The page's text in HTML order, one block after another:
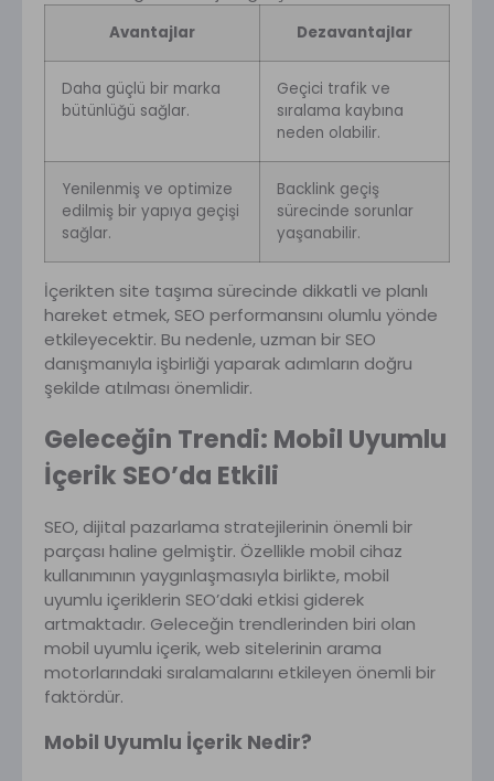
Avantajlar Dezavantajlar
Daha güçlü bir marka
bütünlüğü sağlar.
Geçici trafik ve
sıralama kaybına
neden olabilir.
Yenilenmiş ve optimize
edilmiş bir yapıya geçişi
sağlar.
Backlink geçiş
sürecinde sorunlar
yaşanabilir.
İçerikten site taşıma sürecinde dikkatli ve planlı
hareket etmek, SEO performansını olumlu yönde
etkileyecektir. Bu nedenle, uzman bir SEO
danışmanıyla işbirliği yaparak adımların doğru
şekilde atılması önemlidir.
Geleceğin Trendi: Mobil Uyumlu
İçerik SEO’da Etkili
SEO, dijital pazarlama stratejilerinin önemli bir
parçası haline gelmiştir. Özellikle mobil cihaz
kullanımının yaygınlaşmasıyla birlikte, mobil
uyumlu içeriklerin SEO’daki etkisi giderek
artmaktadır. Geleceğin trendlerinden biri olan
mobil uyumlu içerik, web sitelerinin arama
motorlarındaki sıralamalarını etkileyen önemli bir
faktördür.
Mobil Uyumlu İçerik Nedir?